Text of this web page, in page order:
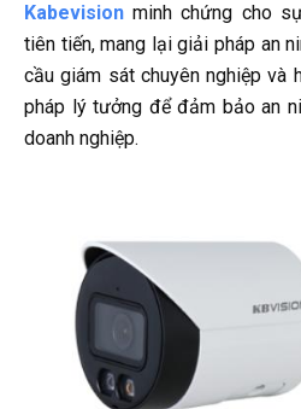
Kabevision minh chứng cho
tiên tiến, mang lại giải pháp an
cầu giám sát chuyên nghiệp và
pháp lý tưởng để đảm bảo an
doanh nghiệp.